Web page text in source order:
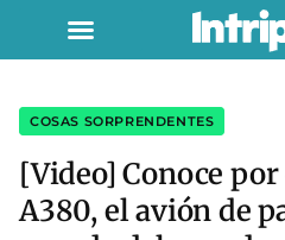
COSAS SORPRENDENTES
[Video] Conoce
A380, el avión de